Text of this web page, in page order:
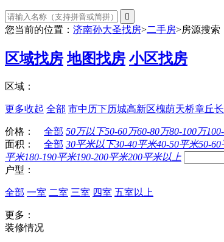

您当前的位置： 济南孙大圣找房>二手房>房源搜索
区域找房 地图找房 小区找房
区域：
更多收起 全部 市中 历下历城高新区槐荫天桥章丘
价格： 全部 50万以下50-60万60-80万80-100万
面积：
全部 30平米以下30-40平米40-50平米50-60
平米180-190平米190-200平米200平米以上
户型：
全部 一室 二室 三室 四室 五室以上
更多：
装修情况